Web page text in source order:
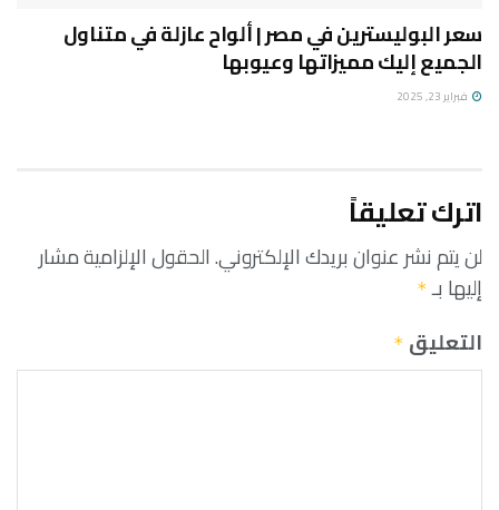
سعر البوليسترين في مصر | ألواح عازلة في متناول
الجميع إليك مميزاتها وعيوبها
فبراير 23, 2025
اترك تعليقاً
لن يتم نشر عنوان بريدك الإلكتروني.الحقول الإلزامية مشار
إليها بـ *
التعليق *